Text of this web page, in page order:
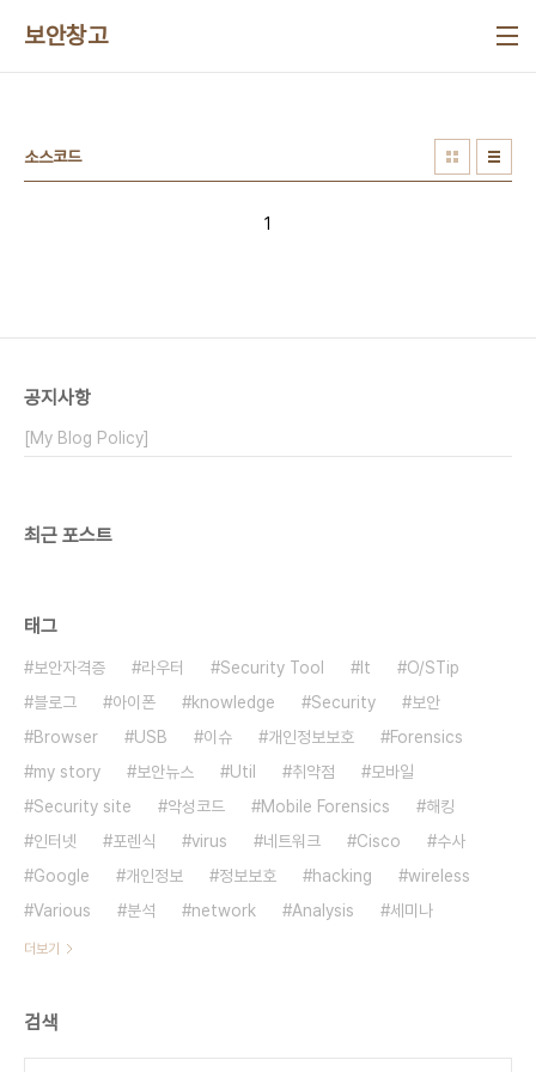
보안창고
소스코드
1
공지사항
[My Blog Policy]
최근 포스트
태그
보안자격증 라우터 Security Tool It
O/STip
블로그
아이폰 knowledge Security
보안
Browser
USB 이슈 개인정보보호
Forensics
my story
보안뉴스 Util 취약점
모바일
Security site
악성코드 Mobile Forensics
해킹
인터넷
포렌식 virus 네트워크 Cisco
수사
Google
개인정보 정보보호 hacking
wireless
Various
분석 network Analysis 세미나
더보기
검색